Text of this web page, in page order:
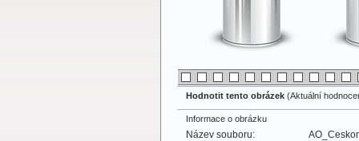
Hodnotit tento obrázek (Aktuální
Informace o obrázku
Název souboru: